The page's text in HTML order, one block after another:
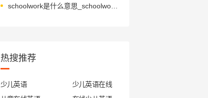
schoolwork是什么意思_schoolwork怎么读_音标ˈsku-lˌwɜ-k
热搜推荐
少儿英语
少儿英语在线